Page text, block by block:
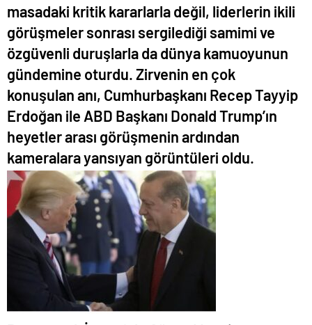
masadaki kritik kararlarla değil, liderlerin ikili
görüşmeler sonrası sergilediği samimi ve
özgüvenli duruşlarla da dünya kamuoyunun
gündemine oturdu. Zirvenin en çok
konuşulan anı, Cumhurbaşkanı Recep Tayyip
Erdoğan ile ABD Başkanı Donald Trump’ın
heyetler arası görüşmenin ardından
kameralara yansıyan görüntüleri oldu.